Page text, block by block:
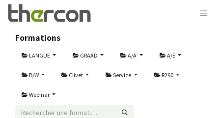
Formations
LANGUE GRAAD A/A A/E
B/W Clivet Service R290
Webinar